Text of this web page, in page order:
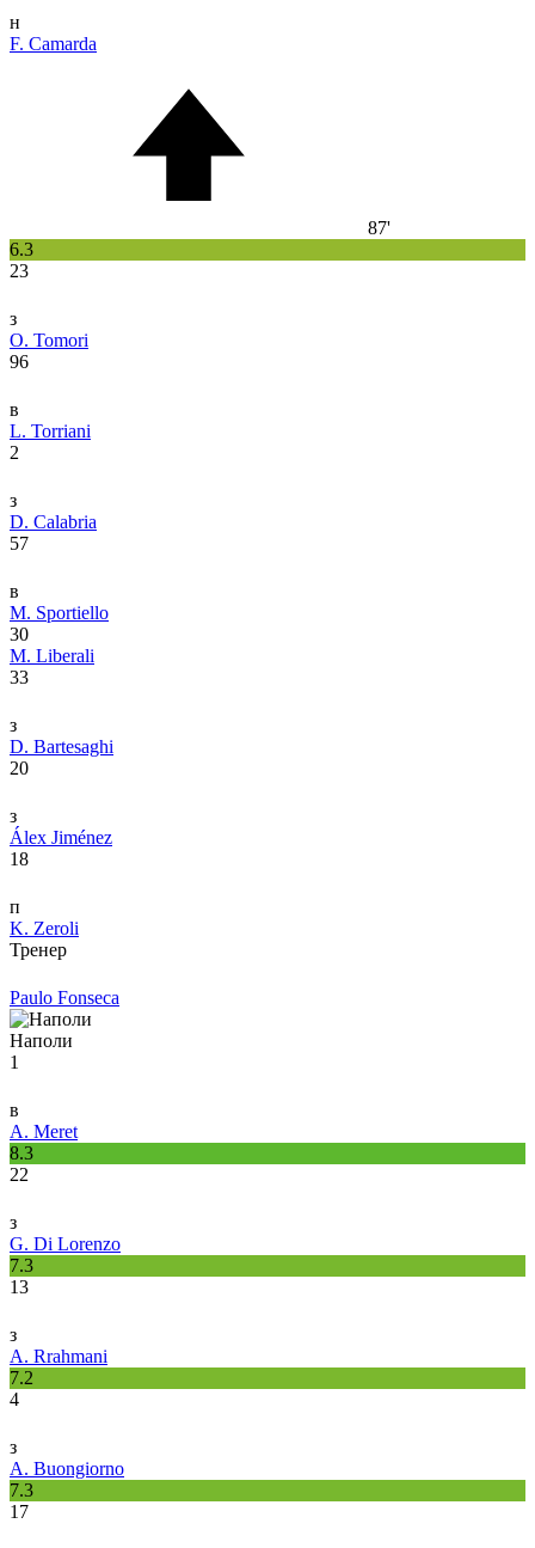
н
F. Camarda
87'
6.3
23
з
O. Tomori
96
в
L. Torriani
2
з
D. Calabria
57
в
M. Sportiello
30
M. Liberali
33
з
D. Bartesaghi
20
з
Álex Jiménez
18
п
K. Zeroli
Тренер
Paulo Fonseca
Наполи
1
в
A. Meret
8.3
22
з
G. Di Lorenzo
7.3
13
з
A. Rrahmani
7.2
4
з
A. Buongiorno
7.3
17